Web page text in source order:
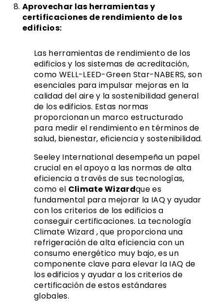
Aprovechar las herramientas y
certificaciones de rendimiento de los
edificios:
Las herramientas de rendimiento de los
edificios y los sistemas de acreditación,
como WELL-LEED-Green Star-NABERS, son
esenciales para impulsar mejoras en la
calidad del aire y la sostenibilidad general
de los edificios. Estas normas
proporcionan un marco estructurado
para medir el rendimiento en términos de
salud, bienestar, eficiencia y sostenibilidad.
Seeley International desempeña un papel
crucial en el apoyo a las normas de alta
eficiencia a través de sus tecnologías,
como el Climate Wizardque es
fundamental para mejorar la IAQ y ayudar
con los criterios de los edificios a
conseguir certificaciones. La tecnología
Climate Wizard , que proporciona una
refrigeración de alta eficiencia con un
consumo energético muy bajo, es un
componente clave para elevar la IAQ de
los edificios y ayudar a los criterios de
certificación de estos estándares
globales.